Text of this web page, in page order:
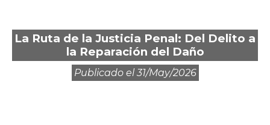
La Ruta de la Justicia Penal: Del Delito a
la Reparación del Daño
Publicado el31/may/2026